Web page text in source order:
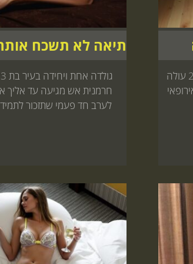
תכירו את מאשה מאשקלון, בת 23 עולה
חרמנית אש מגיעה עד אליך
לערב חד פעמי שתזכור